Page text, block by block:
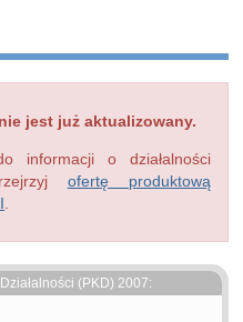
jest już aktualizowany.
informacji o działalności
ofertę produktową
(PKD) 2007: